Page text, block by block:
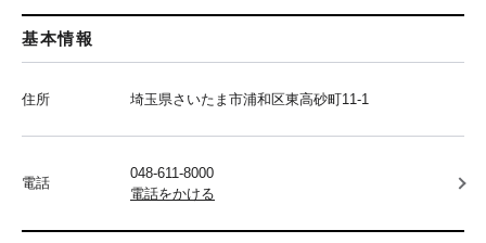
基本情報
住所 埼玉県さいたま市浦和区東高砂町11-1
電話
048-611-8000
電話をかける